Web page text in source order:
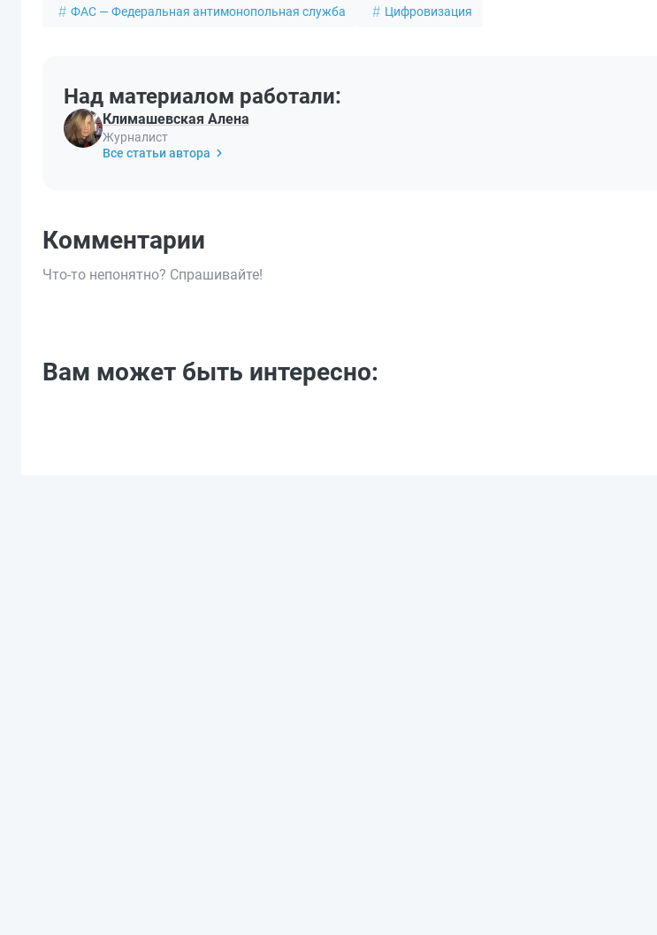
ФАС — Федеральная антимонопольная служба Цифровизация
Над материалом работали:
Климашевская Алена
Журналист
Все статьи автора
Комментарии
Что-то непонятно? Спрашивайте!
Вам может быть интересно: